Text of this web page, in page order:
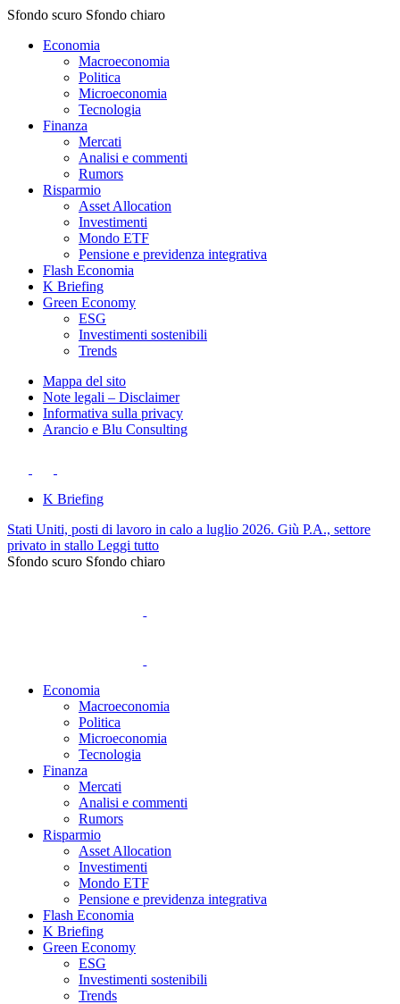
Sfondo scuro Sfondo chiaro
Economia
Macroeconomia
Politica
Microeconomia
Tecnologia
Finanza
Mercati
Analisi e commenti
Rumors
Risparmio
Asset Allocation
Investimenti
Mondo ETF
Pensione e previdenza integrativa
Flash Economia
K Briefing
Green Economy
ESG
Investimenti sostenibili
Trends
Mappa del sito
Note legali – Disclaimer
Informativa sulla privacy
Arancio e Blu Consulting
K Briefing
Stati Uniti, posti di lavoro in calo a luglio 2026. Giù P.A., settore
privato in stallo Leggi tutto
Sfondo scuro Sfondo chiaro
Economia
Macroeconomia
Politica
Microeconomia
Tecnologia
Finanza
Mercati
Analisi e commenti
Rumors
Risparmio
Asset Allocation
Investimenti
Mondo ETF
Pensione e previdenza integrativa
Flash Economia
K Briefing
Green Economy
ESG
Investimenti sostenibili
Trends